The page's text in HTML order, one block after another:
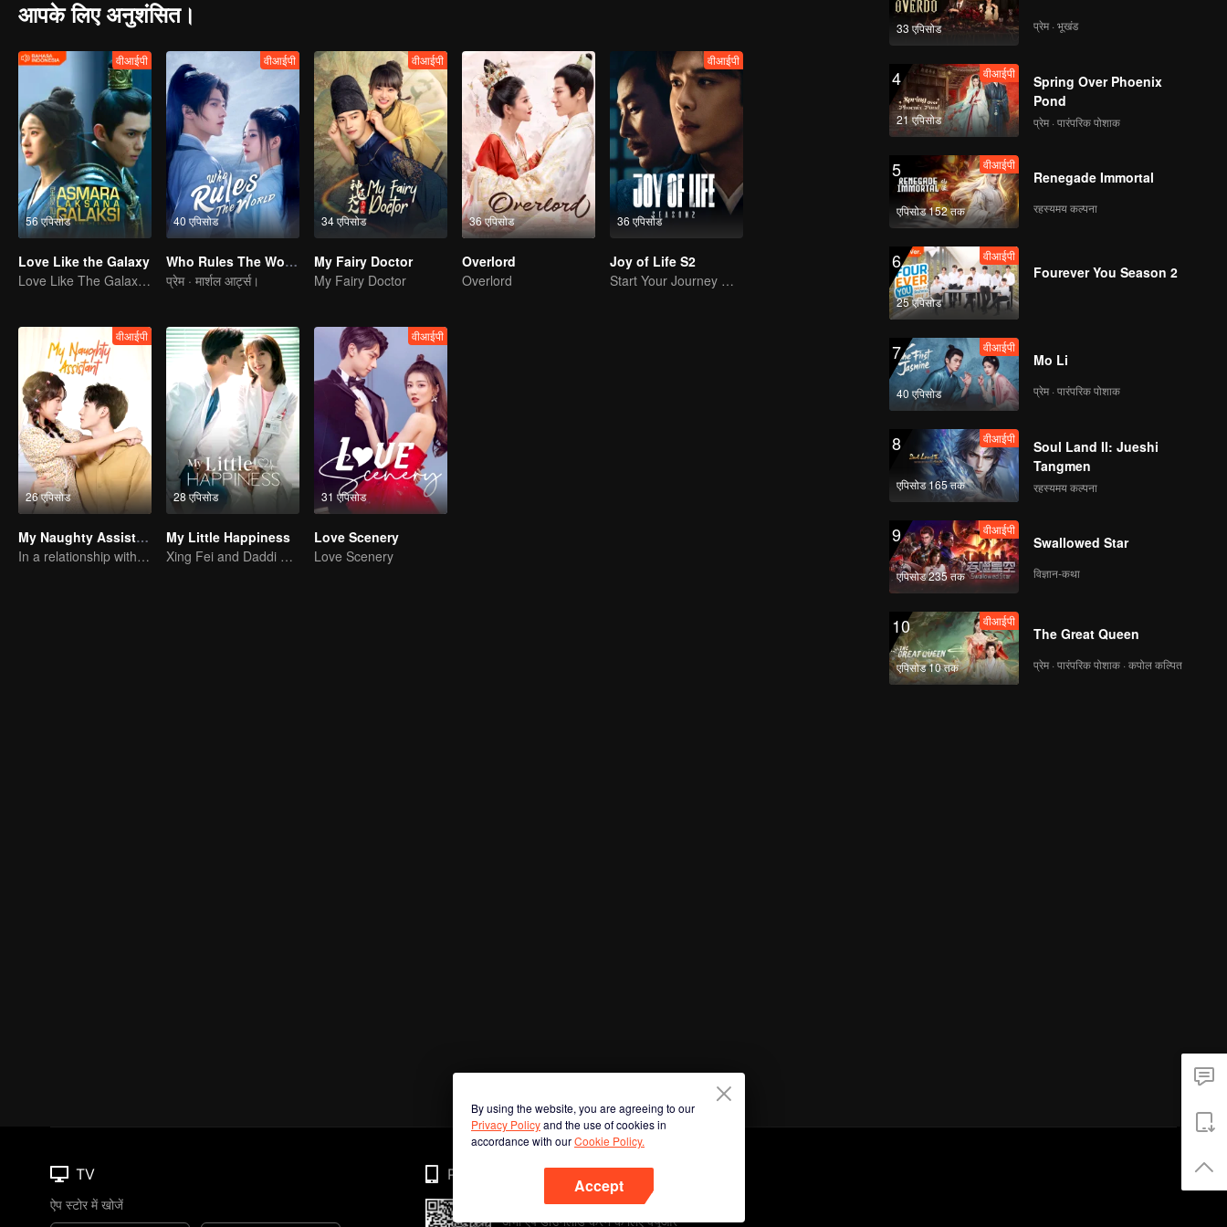
आपके लिए अनुशंसित।
56 एपिसोड
वीआईपी
Love Like the Galaxy
Love Like The Galaxy (Indonesia Audio)
40 एपिसोड
वीआईपी
Who Rules The World
प्रेम · मार्शल आर्ट्स।
34 एपिसोड
वीआईपी
My Fairy Doctor
My Fairy Doctor
36 एपिसोड
Overlord
Overlord
36 एपिसोड
वीआईपी
Joy of Life S2
Start Your Journey With Fan Xian Again
26 एपिसोड
वीआईपी
My Naughty Assistant
In a relationship with an idol
28 एपिसोड
My Little Happiness
Xing Fei and Daddi Tang's sweet love story.
31 एपिसोड
वीआईपी
Love Scenery
Love Scenery
33 एपिसोड प्रेम · भूखंड
4
21 एपिसोड
वीआईपी
Spring Over Phoenix
Pond
प्रेम · पारंपरिक पोशाक
5
एपिसोड 152 तक
वीआईपी
Renegade Immortal
रहस्यमय कल्पना
6
25 एपिसोड
वीआईपी
Fourever You Season 2
7
40 एपिसोड
वीआईपी
Mo Li
प्रेम · पारंपरिक पोशाक
8
एपिसोड 165 तक
वीआईपी
Soul Land II: Jueshi
Tangmen
रहस्यमय कल्पना
9
एपिसोड 235 तक
वीआईपी
Swallowed Star
विज्ञान-कथा
10
एपिसोड 10 तक
वीआईपी
The Great Queen
प्रेम · पारंपरिक पोशाक · कपोल कल्पित
By using the website, you are agreeing to our
Privacy Policyand the use of cookies in
accordance with ourCookie Policy.
Accept
TV
ऐप स्टोर में खोजें
Phone
अभी ऐप डाउनलोड करने के लिए क्यूआर